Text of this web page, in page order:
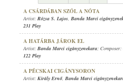
A CSÁRDÁBAN SZÓL A NÓTA
Artist: Rózsa S. Lajos, Banda Marci
231 Play
A HATÁRBA JÁROK EL
Artist: Banda Marci cigányzenekara; Composer:
122 Play
A PÉCSKAI CIGÁNYSORON
Artist: Király Ernő, Banda Marci